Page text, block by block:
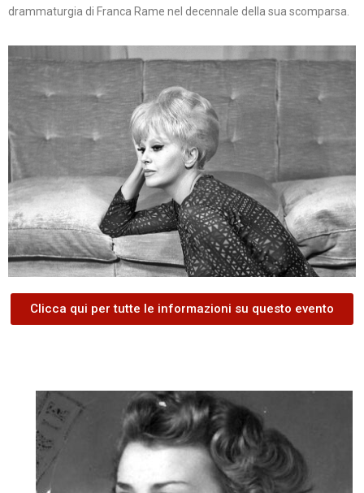
drammaturgia di Franca Rame nel decennale della sua scomparsa.
Clicca qui per tutte le informazioni su questo evento